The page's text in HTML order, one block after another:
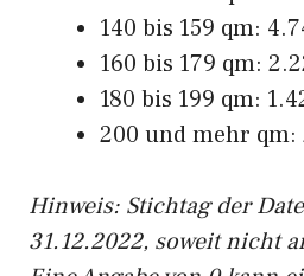
140 bis 159 qm:
160 bis 179 qm:
180 bis 199 qm:
200 und mehr qm:
Hinweis: Stichtag der
31.12.2022, soweit nicht